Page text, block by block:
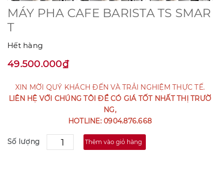
MÁY PHA CAFE BARISTA TS SMAR
T
Hết hàng
49.500.000₫
XIN MỜI QUÝ KHÁCH ĐẾN VÀ TRẢI NGHIỆM THỰC TẾ.
LIÊN HỆ VỚI CHÚNG TÔI ĐỂ CÓ GIÁ TỐT NHẤT THỊ TRƯỜ
NG,
HOTLINE: 0904.876.668
Số lượng Thêm vào giỏ hàng